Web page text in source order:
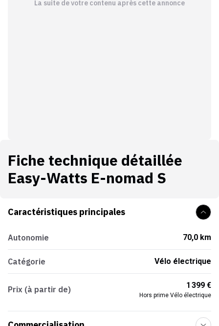
La suite de votre contenu après cette annonce
Fiche technique détaillée
Easy-Watts E-nomad S
Caractéristiques principales
Autonomie 70,0 km
Catégorie Vélo électrique
Prix (à partir de) 1 399 €
Hors prime Vélo électrique